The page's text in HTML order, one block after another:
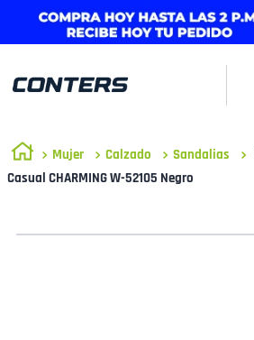
Mujer Calzado Sandalias
Casual CHARMING W-52105 Negro